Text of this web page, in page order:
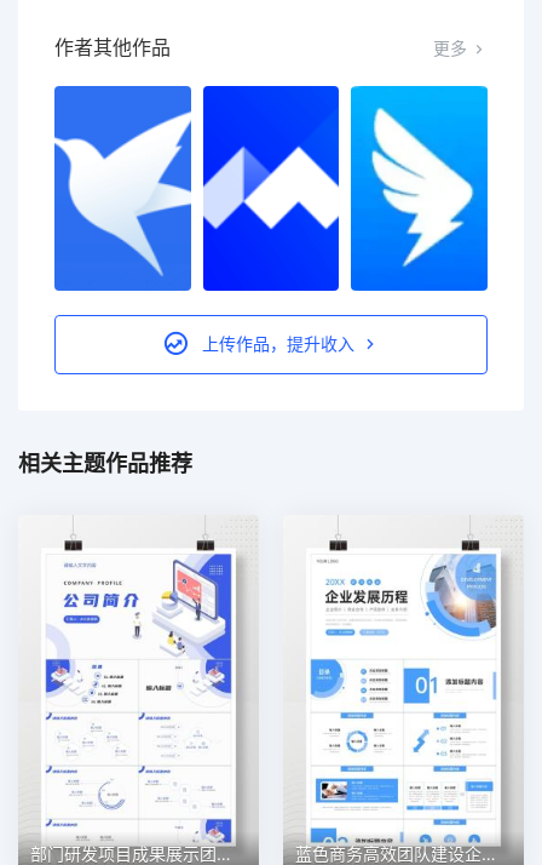
作者其他作品 更多
上传作品，提升收入
相关主题作品推荐
部门研发项目成果展示团队成员介绍公司发展情况简介PPT模板 蓝色商务高效团队建设企业文化培训PPT模板